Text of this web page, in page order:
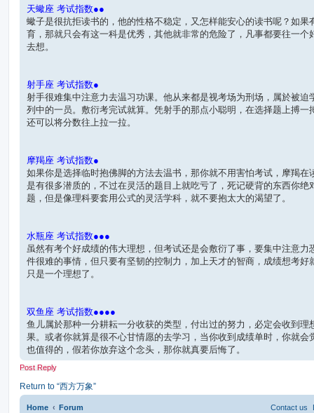
天蠍座 考试指数●●
蠍子是很抗拒读书的，他的性格不稳定，又怎样能安心的读书呢？如果
育，那就只会有这一科是优秀，其他就非常的危险了，凡事都要往一个
去想。
射手座 考试指数●
射手很难集中注意力去温习功课。他从来都是视考场为刑场，属於被迫
列中的一员。敷衍考完试就算。凭射手的那点小聪明，在选择题上搏一
还可以将分数往上拉一拉。
摩羯座 考试指数●
如果你是选择临时抱佛脚的方法去温书，那你就不用害怕考试，摩羯在
是有很多潜质的，不过在灵活的题目上就吃亏了，死记硬背的东西你绝
题，但是像理科要套用公式的灵活学科，就不要抱太大的渴望了。
水瓶座 考试指数●●●
虽然有考个好成绩的伟大理想，但考试还是会敷衍了事，要集中注意力
件很难的事情，但只要有坚韧的控制力，加上天才的智商，成绩想考好
只是一个理想了。
双鱼座 考试指数●●●●
鱼儿属於那种一分耕耘一分收获的类型，付出过的努力，必定会收到理
果。或者你就算是很不心甘情愿的去学习，当你收到成绩单时，你就会
也值得的，假若你放弃这个念头，那你就真要后悔了。
Post Reply
Return to “西方万象”
Home Forum Contact us